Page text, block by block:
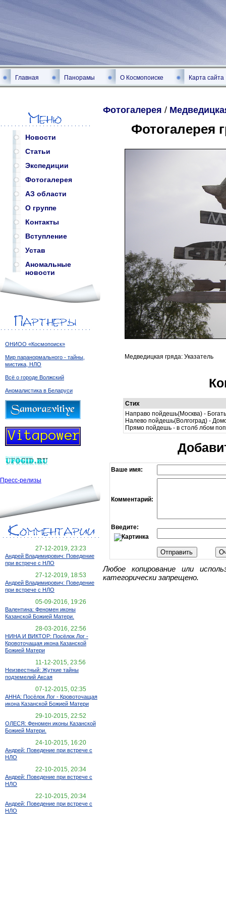
Главная Панорамы О Космопоиске Карта сайта
Новости
Статьи
Экспедиции
Фотогалерея
АЗ области
О группе
Контакты
Вступление
Устав
Аномальные
новости
ОНИОО «Космопоиск»
Мир паранормального - тайны,
мистика, НЛО
Всё о городе Волжский
Аномалистика в Беларуси
Пресс-релизы
27-12-2019, 23:23
Андрей Владимирович: Поведение
при встрече с НЛО
27-12-2019, 18:53
Андрей Владимирович: Поведение
при встрече с НЛО
05-09-2016, 19:26
Валентина: Феномен иконы
Казанской Божией Матери.
28-03-2016, 22:56
НИНА И ВИКТОР: Посёлок Лог -
Кровоточащая икона Казанской
Божией Матери
11-12-2015, 23:56
Неизвестный: Жуткие тайны
подземелий Аксая
07-12-2015, 02:35
АННА: Посёлок Лог - Кровоточащая
икона Казанской Божией Матери
29-10-2015, 22:52
ОЛЕСЯ: Феномен иконы Казанской
Божией Матери.
24-10-2015, 16:20
Андрей: Поведение при встрече с
НЛО
22-10-2015, 20:34
Андрей: Поведение при встрече с
НЛО
22-10-2015, 20:34
Андрей: Поведение при встрече с
НЛО
Фотогалерея /
Фотогалерея
Медведицкая гряда: Указатель
Стих
Направо пойдешь(Москва) -
Налево пойдешь(Волгоград) -
Прямо пойдешь - в столб лбом
Ваше имя:
Комментарий:
Введите:
Любое копирование или
категорически запрещено.